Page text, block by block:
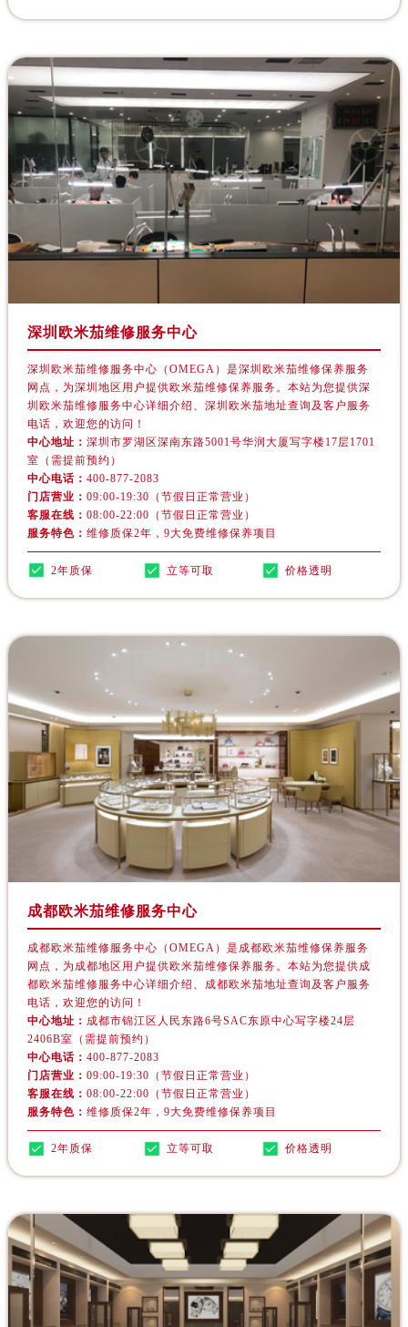
山西省忻州市忻府区和平东街与七一南路交叉口欧米茄售后服务中心（需提前预约）
山西省阳泉市郊区平阳东街与新城大道交叉口欧米茄售后服务中心（需提前预约）
山西省运城市盐湖区河东街欧米茄售后服务中心（需提前预约）
山西省长治市潞州区英雄中路欧米茄售后服务中心（需提前预约）
山西省太原市迎泽区迎泽街道解放路15号亨得利名表维修授权店3楼欧米茄售后服务中心（需提前预约）
天津市和平区赤峰道136号天津国际金融中心26层2603室欧米茄售后服务中心（需提前预约）
安徽省安庆市迎江区人民路欧米茄售后服务中心（需提前预约）
安徽省亳州市谯城区魏武大道欧米茄售后服务中心（需提前预约）
安徽省淮北市相山区淮海路欧米茄售后服务中心（需提前预约）
安徽省淮南市田家庵区国庆中路欧米茄售后服务中心（需提前预约）
安徽省六安市金安区解放中路欧米茄售后服务中心（需提前预约）
福建省三明市三元区东乾二路欧米茄售后服务中心（需提前预约）
江苏省盐城市盐都区世纪大道5号盐城金融城写字楼1号楼16层1604室欧米茄售后服务中心（需提前预约）
江苏省扬州市邗江区国展路29号星耀天地写字楼1号楼18层1803室欧米茄售后服务中心（需提前预约）
江苏省镇江市京口区中山东路欧米茄售后服务中心（需提前预约）
江西省南昌市红谷滩新区红谷中大道998号绿地双子塔（中央广场）A1座办公楼14层1407室欧米茄售后服务中心（需提前预约）
江西省上饶市信州区滨江西路欧米茄售后服务中心（需提前预约）
江西省宜春市袁州区中山中路欧米茄售后服务中心（需提前预约）
江西省鹰潭市月湖区胜利东路欧米茄售后服务中心（需提前预约）
深圳欧米茄维修服务中心
深圳欧米茄维修服务中心（OMEGA）是深圳欧米茄维修保养服务
网点，为深圳地区用户提供欧米茄维修保养服务。本站为您提供深
圳欧米茄维修服务中心详细介绍、深圳欧米茄地址查询及客户服务
电话，欢迎您的访问！
中心地址：深圳市罗湖区深南东路5001号华润大厦写字楼17层1701
室（需提前预约）
中心电话：400-877-2083
门店营业：09:00-19:30（节假日正常营业）
客服在线：08:00-22:00（节假日正常营业）
服务特色：维修质保2年，9大免费维修保养项目
2年质保 立等可取 价格透明
成都欧米茄维修服务中心
成都欧米茄维修服务中心（OMEGA）是成都欧米茄维修保养服务
网点，为成都地区用户提供欧米茄维修保养服务。本站为您提供成
都欧米茄维修服务中心详细介绍、成都欧米茄地址查询及客户服务
电话，欢迎您的访问！
中心地址： 成都市锦江区人民东路6号SAC东原中心写字楼24层
2406B室（需提前预约）
中心电话：400-877-2083
门店营业：09:00-19:30（节假日正常营业）
客服在线：08:00-22:00（节假日正常营业）
服务特色：维修质保2年，9大免费维修保养项目
2年质保 立等可取 价格透明